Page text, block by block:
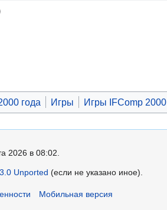
года Игры Игры IFComp 2000
2026 в 08:02.
Unported (если не указано иное).
Мобильная версия